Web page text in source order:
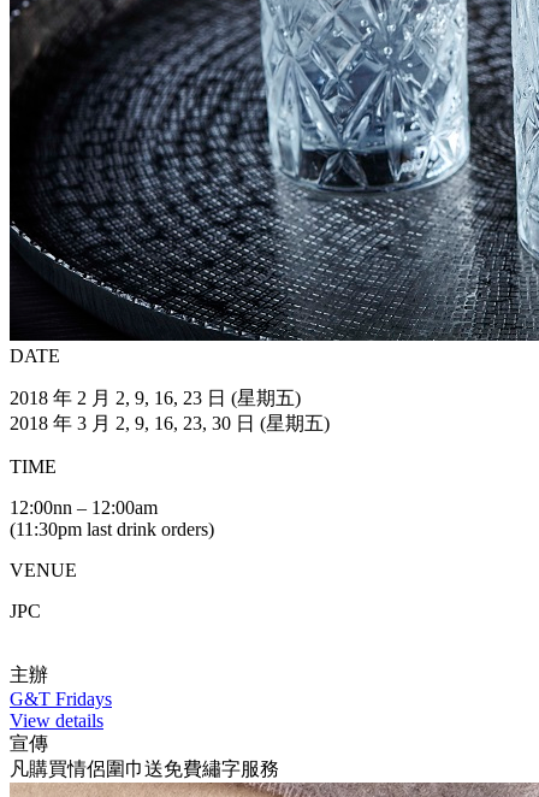
DATE
2018 年 2 月 2, 9, 16, 23 日 (星期五)
2018 年 3 月 2, 9, 16, 23, 30 日 (星期五)
TIME
12:00nn – 12:00am
(11:30pm last drink orders)
VENUE
JPC
主辦
G&T Fridays
View details
宣傳
凡購買情侶圍巾送免費繡字服務